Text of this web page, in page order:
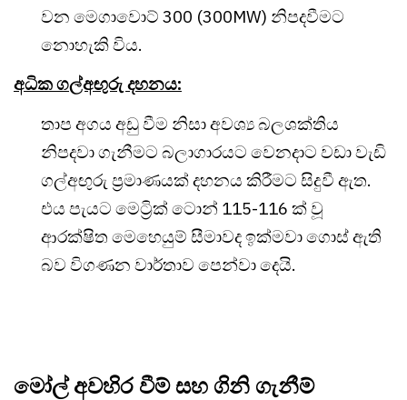
වන මෙගාවොට් 300 (300MW) නිපදවීමට
නොහැකි විය.
අධික ගල්අඟුරු දහනය:
තාප අගය අඩු වීම නිසා අවශ්‍ය බලශක්තිය
නිපදවා ගැනීමට බලාගාරයට වෙනදාට වඩා වැඩි
ගල්අඟුරු ප්‍රමාණයක් දහනය කිරීමට සිදුවී ඇත.
එය පැයට මෙට්‍රික් ටොන් 115-116 ක් වූ
ආරක්ෂිත මෙහෙයුම් සීමාවද ඉක්මවා ගොස් ඇති
බව විගණන වාර්තාව පෙන්වා දෙයි.
මෝල් අවහිර වීම් සහ ගිනි ගැනීම්